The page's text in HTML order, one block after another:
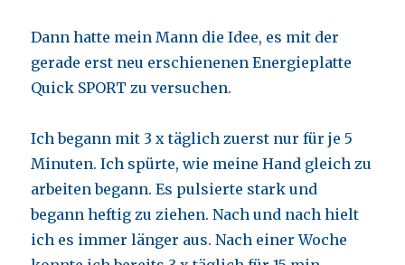
Dann hatte mein Mann die Idee, es mit der
gerade erst neu erschienenen Energieplatte
Quick SPORT zu versuchen.
Ich begann mit 3 x täglich zuerst nur für je 5
Minuten. Ich spürte, wie meine Hand gleich zu
arbeiten begann. Es pulsierte stark und
begann heftig zu ziehen. Nach und nach hielt
ich es immer länger aus. Nach einer Woche